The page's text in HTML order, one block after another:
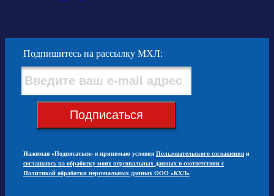
Подпишитесь на рассылку МХЛ:
Подписаться
Нажимая «Подписаться» я принимаю условия Пользовательского соглашения и
соглашаюсь на обработку моих персональных данных в соответствии с
Политикой обработки персональных данных ООО «КХЛ»